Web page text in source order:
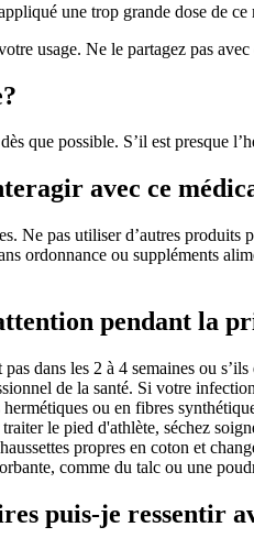
une trop grande dose de
usage. Ne le partagez pas avec
que possible. S’il est presque
avec ce
Ne pas utiliser d’autres
ordonnance ou suppléments
pendant la
dans les 2 à 4 semaines ou
de la santé. Si votre
ou en fibres
le pied d'athlète, séchez
propres en coton et
comme du talc ou une
puis-je ressentir